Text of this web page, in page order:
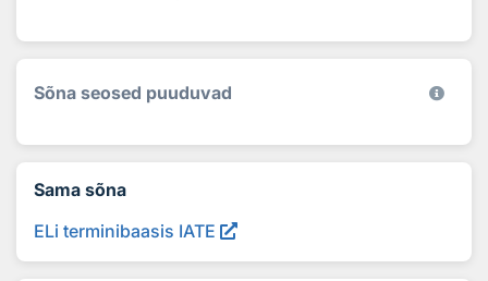
Sõna seosed puuduvad
Sama sõna
ELi terminibaasis IATE